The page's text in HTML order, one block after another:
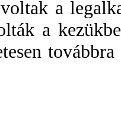
a
a